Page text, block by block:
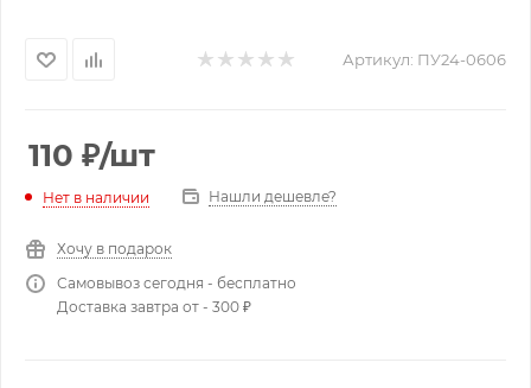
Артикул: ПУ24-0606
110 ₽/шт
Нет в наличии Нашли дешевле?
Хочу в подарок
Самовывоз сегодня - бесплатно
Доставка завтра от - 300 ₽